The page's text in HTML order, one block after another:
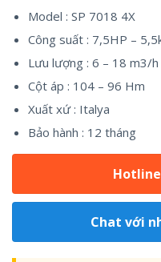
Model : SP 7018 4X
Công suất : 7,5HP –
Lưu lượng : 6 – 18 m3/h
Cột áp : 104 – 96 Hm
Xuất xứ : Italya
Bảo hành : 12 tháng
Chat với